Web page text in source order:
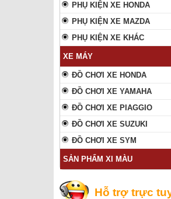
PHỤ KIỆN XE HONDA
PHỤ KIỆN XE MAZDA
PHỤ KIỆN XE KHÁC
XE MÁY
ĐỒ CHƠI XE HONDA
ĐỒ CHƠI XE YAMAHA
ĐỒ CHƠI XE PIAGGIO
ĐỒ CHƠI XE SUZUKI
ĐỒ CHƠI XE SYM
SẢN PHẨM XI MÀU
Hỗ trợ trực